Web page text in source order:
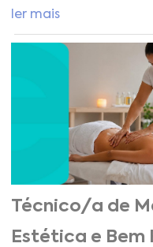
ler mais
Técnico/a de
Estética e Bem